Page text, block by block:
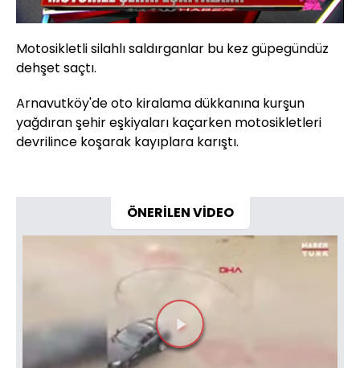
Sesi
Aç
Oynatma
Hızı
Motosikletli silahlı saldırganlar bu kez güpegündüz
dehşet saçtı.
Arnavutköy'de oto kiralama dükkanına kurşun
yağdıran şehir eşkiyaları kaçarken motosikletleri
devrilince koşarak kayıplara karıştı.
ÖNERİLEN VİDEO
Videoyu